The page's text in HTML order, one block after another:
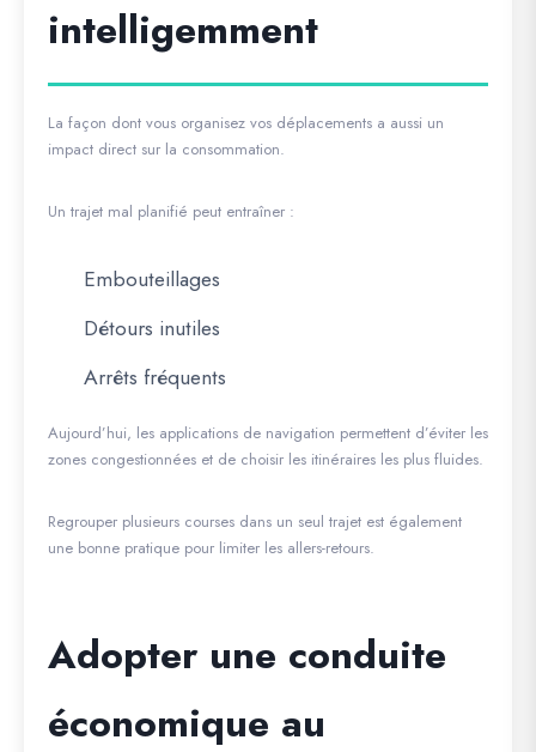
intelligemment
La façon dont vous organisez vos déplacements a aussi un
impact direct sur la consommation.
Un trajet mal planifié peut entraîner :
Embouteillages
Détours inutiles
Arrêts fréquents
Aujourd’hui, les applications de navigation permettent d’éviter les
zones congestionnées et de choisir les itinéraires les plus fluides.
Regrouper plusieurs courses dans un seul trajet est également
une bonne pratique pour limiter les allers-retours.
Adopter une conduite
économique au